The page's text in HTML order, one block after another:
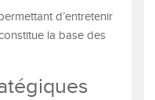
d’entretenir
la base des